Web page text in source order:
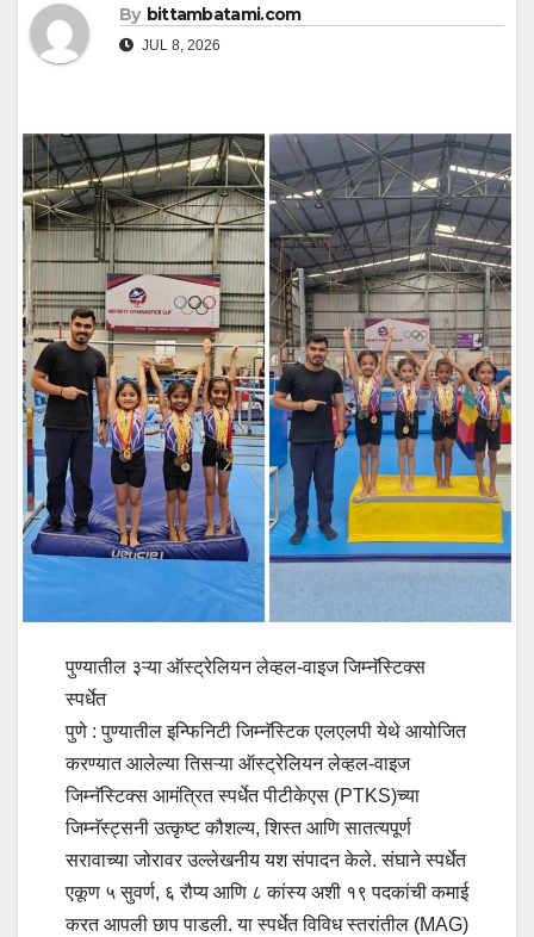
By bittambatami.com
JUL 8, 2026
पुण्यातील ३ऱ्या ऑस्ट्रेलियन लेव्हल-वाइज जिम्नॅस्टिक्स
स्पर्धेत
पुणे : पुण्यातील इन्फिनिटी जिम्नॅस्टिक एलएलपी येथे आयोजित
करण्यात आलेल्या तिसऱ्या ऑस्ट्रेलियन लेव्हल-वाइज
जिम्नॅस्टिक्स आमंत्रित स्पर्धेत पीटीकेएस (PTKS)च्या
जिम्नॅस्ट्सनी उत्कृष्ट कौशल्य, शिस्त आणि सातत्यपूर्ण
सरावाच्या जोरावर उल्लेखनीय यश संपादन केले. संघाने स्पर्धेत
एकूण ५ सुवर्ण, ६ रौप्य आणि ८ कांस्य अशी १९ पदकांची कमाई
करत आपली छाप पाडली. या स्पर्धेत विविध स्तरांतील (MAG)